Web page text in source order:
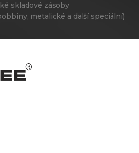
skladové zásoby
metalické a další speciální)